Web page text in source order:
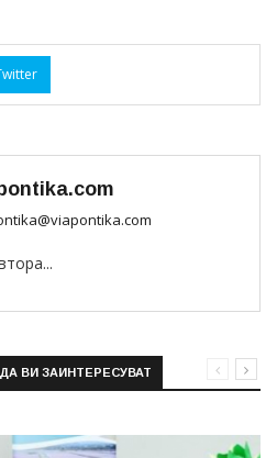
ВИ ЗАИНТЕРЕСУВАТ